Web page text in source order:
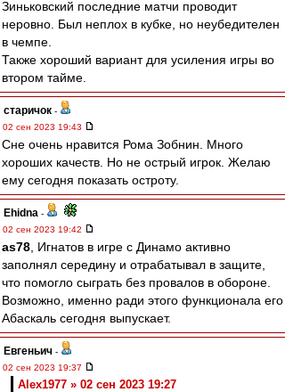
Зиньковский последние матчи проводит
неровно. Был неплох в кубке, но неубедителен
в чемпе.
Также хороший вариант для усиления игры во
втором тайме.
старичок -
02 сен 2023 19:43
Сне очень нравится Рома Зобнин. Много
хороших качеств. Но не острый игрок. Желаю
ему сегодня показать остроту.
Ehidna -
02 сен 2023 19:42
as78 , Игнатов в игре с Динамо активно
заполнял середину и отрабатывал в защите,
что помогло сыграть без провалов в обороне.
Возможно, именно ради этого функционала его
Абаскаль сегодня выпускает.
Евгеньич -
02 сен 2023 19:37
Alex1977 » 02 сен 2023 19:27